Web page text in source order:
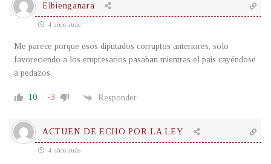
Elbienganara
4 años atrás
Me parece porque esos diputados corruptos anteriores, solo
favoreciendo a los empresarios pasaban mientras el pais cayéndose
a pedazos.
10 -3 Responder
ACTUEN DE ECHO POR LA LEY
4 años atrás